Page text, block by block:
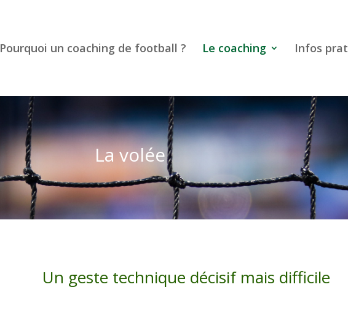
Pourquoi un coaching de football ? Le coaching Infos
La volée
Un geste technique décisif mais difficile